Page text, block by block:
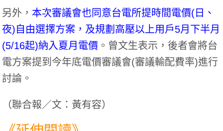
另外， 本次審議會也同意台電所提時間電價(日、
夜)自由選擇方案，及規劃高壓以上用戶5月下半月
(5/16起)納入夏月電價 。曾文生表示，後者會將台
電方案提到今年底電價審議會(審議輸配費率)進行
討論。
（聯合報／文：黃有容）